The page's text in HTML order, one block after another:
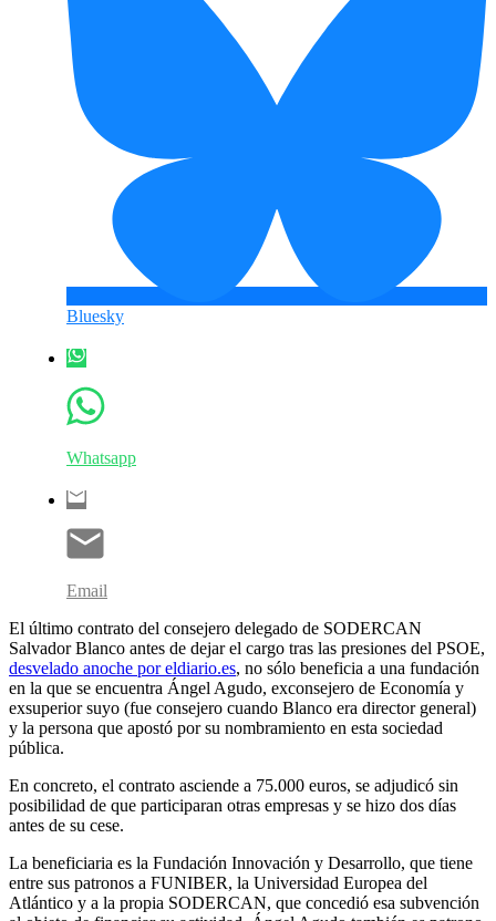
Bluesky
Whatsapp
Email
El último contrato del consejero delegado de SODERCAN
Salvador Blanco antes de dejar el cargo tras las presiones del PSOE,
desvelado anoche por eldiario.es, no sólo beneficia a una fundación
en la que se encuentra Ángel Agudo, exconsejero de Economía y
exsuperior suyo (fue consejero cuando Blanco era director general)
y la persona que apostó por su nombramiento en esta sociedad
pública.
En concreto, el contrato asciende a 75.000 euros, se adjudicó sin
posibilidad de que participaran otras empresas y se hizo dos días
antes de su cese.
La beneficiaria es la Fundación Innovación y Desarrollo, que tiene
entre sus patronos a FUNIBER, la Universidad Europea del
Atlántico y a la propia SODERCAN, que concedió esa subvención